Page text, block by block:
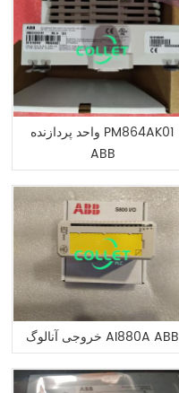
واحد پردازنده PM864AK01
ABB
خروجی آنالوگ AI880A ABB